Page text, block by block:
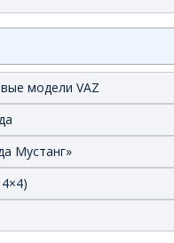
модели VAZ
Мустанг»